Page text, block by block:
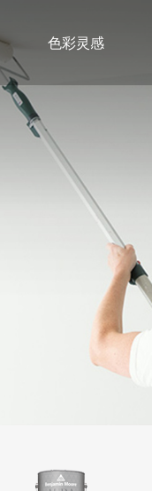
色彩灵感